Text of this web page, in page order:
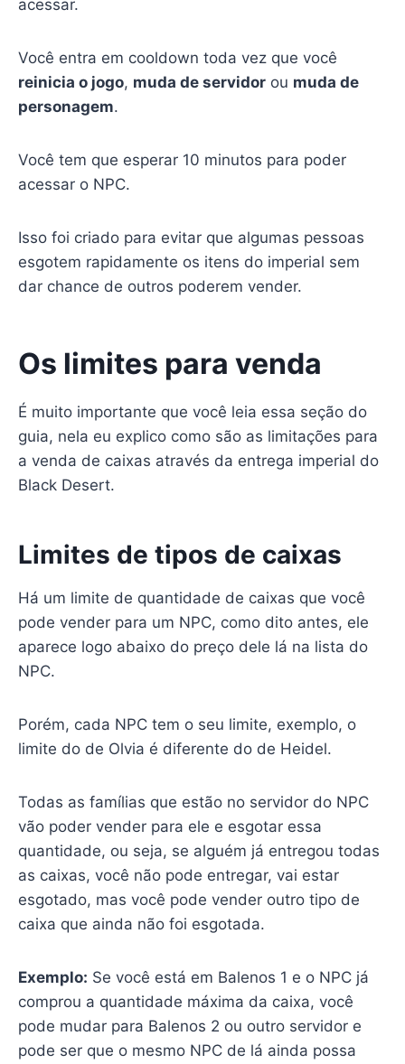
acessar.
Você entra em cooldown toda vez que você
reinicia o jogo, muda de servidorou muda de
personagem.
Você tem que esperar 10 minutos para poder
acessar o NPC.
Isso foi criado para evitar que algumas pessoas
esgotem rapidamente os itens do imperial sem
dar chance de outros poderem vender.
Os limites para venda
É muito importante que você leia essa seção do
guia, nela eu explico como são as limitações para
a venda de caixas através da entrega imperial do
Black Desert.
Limites de tipos de caixas
Há um limite de quantidade de caixas que você
pode vender para um NPC, como dito antes, ele
aparece logo abaixo do preço dele lá na lista do
NPC.
Porém, cada NPC tem o seu limite, exemplo, o
limite do de Olvia é diferente do de Heidel.
Todas as famílias que estão no servidor do NPC
vão poder vender para ele e esgotar essa
quantidade, ou seja, se alguém já entregou todas
as caixas, você não pode entregar, vai estar
esgotado, mas você pode vender outro tipo de
caixa que ainda não foi esgotada.
Exemplo: Se você está em Balenos 1 e o NPC já
comprou a quantidade máxima da caixa, você
pode mudar para Balenos 2 ou outro servidor e
pode ser que o mesmo NPC de lá ainda possa